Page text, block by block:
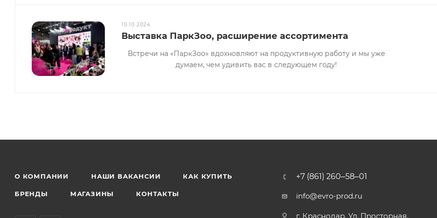
10.10.2024
Выставка ПаркЗоо, расширение ассортимента
Встречи на «ПаркЗоо» вдохновляют на продуктивную работу и мы уже
думаем, чем удивить вас в следующем году!
О КОМПАНИИ НАШИ ВАКАНСИИ КАК КУПИТЬ
БРЕНДЫ МАГАЗИНЫ КОНТАКТЫ
+7 (861) 260‒58‒01
info@evro-prod.ru
г. Краснодар, ​Ул. Просторная,